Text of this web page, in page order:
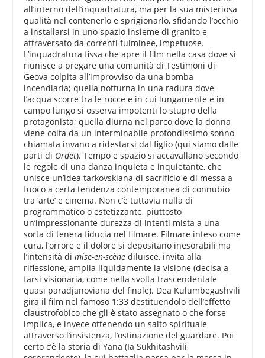
all’interno dell’inquadratura, ma per la sua misteriosa
qualità nel contenerlo e sprigionarlo, sfidando l’occhio
a installarsi in uno spazio insieme di granito e
attraversato da correnti fulminee, impetuose.
L’inquadratura fissa che apre il film nella casa dove si
riunisce a pregare una comunità di Testimoni di
Geova colpita all’improvviso da una bomba
incendiaria; quella notturna in una radura dove
l’acqua scorre tra le rocce e in cui lungamente e in
campo lungo si osserva impotenti lo stupro della
protagonista; quella diurna nel parco dove la donna
viene colta da un interminabile profondissimo sonno
chiamata invano a ridestarsi dal figlio (qui siamo dalle
parti di Ordet). Tempo e spazio si accavallano secondo
le regole di una danza inquieta e inquietante, che
unisce un’idea tarkovskiana di sacrificio e di messa a
fuoco a certa tendenza contemporanea di connubio
tra ‘arte’ e cinema. Non c’è tuttavia nulla di
programmatico o estetizzante, piuttosto
un’impressionante durezza di intenti mista a una
sorta di tenera fiducia nel filmare. Filmare inteso come
cura, l’orrore e il dolore si depositano inesorabili ma
l’intensità dimise-en-scène diluisce, invita alla
riflessione, amplia liquidamente la visione (decisa a
farsi visionaria, come nella svolta trascendentale
quasi paradjanoviana del finale). Dea Kulumbegashvili
gira il film nel famoso 1:33 destituendolo dell’effetto
claustrofobico che gli è stato assegnato o che forse
implica, e invece ottenendo un salto spirituale
attraverso l’insistenza, l’ostinazione del guardare. Poi
certo c’è la storia di Yana (Ia Sukhitashvili,